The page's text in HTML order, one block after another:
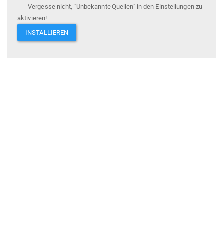
Vergesse nicht, "Unbekannte Quellen" in den Einstellungen zu
aktivieren!
INSTALLIEREN